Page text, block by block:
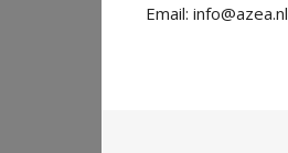
Email: info@azea.nl